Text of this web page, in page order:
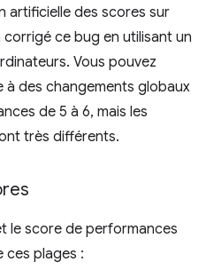
artificielle des scores sur
ce bug en utilisant un
Vous pouvez
des changements globaux
de 5 à 6, mais les
très différents.
le score de performances
plages :